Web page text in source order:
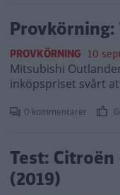
Provkörning:
PROVKÖRNING 10
Mitsubishi
inköpspriset svårt
0 kommentarer
Test: Citroën
(2019)